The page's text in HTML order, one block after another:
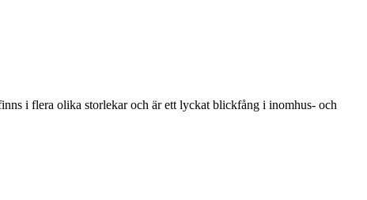
i flera olika storlekar och är ett lyckat blickfång i inomhus- och